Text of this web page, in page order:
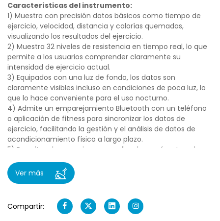
Características del instrumento:
1) Muestra con precisión datos básicos como tiempo de
ejercicio, velocidad, distancia y calorías quemadas,
visualizando los resultados del ejercicio.
2) Muestra 32 niveles de resistencia en tiempo real, lo que
permite a los usuarios comprender claramente su
intensidad de ejercicio actual.
3) Equipados con una luz de fondo, los datos son
claramente visibles incluso en condiciones de poca luz, lo
que lo hace conveniente para el uso nocturno.
4) Admite un emparejamiento Bluetooth con un teléfono
o aplicación de fitness para sincronizar los datos de
ejercicio, facilitando la gestión y el análisis de datos de
acondicionamiento físico a largo plazo.
5) Permite a los usuarios personalizar los parámetros de
ejercicio, como el tiempo objetivo, la distancia y las
calorías quemadas, con notificaciones automáticas al
alcanzar el objetivo.
muestra un código de falla para ayudar a solucionar
problemas y reparar el problema.
Ver más
Compartir: